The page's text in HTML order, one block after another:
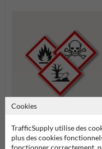
Cookies
TrafficSupply utilise des
plus des cookies
fonctionner correctement,